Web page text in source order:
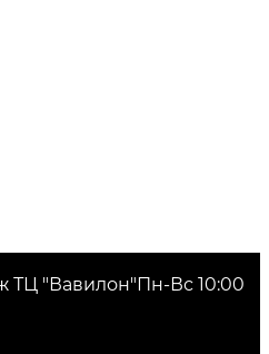
ТЦ "Вавилон"Пн-Вс 10:00